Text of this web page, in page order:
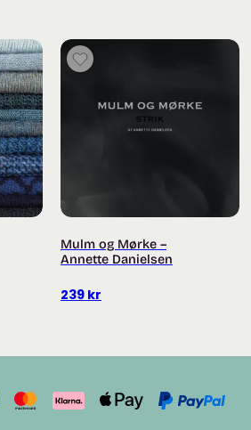
Mulm og Mørke –
Annette Danielsen
239 kr